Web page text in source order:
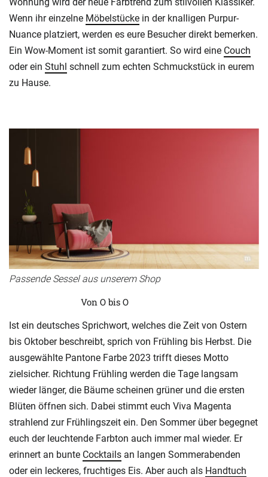
Wenn ihr einzelne Möbelstücke in der knalligen Purpur-
Nuance platziert, werden es eure Besucher direkt bemerken.
Ein Wow-Moment ist somit garantiert. So wird eine Couch
oder ein Stuhl schnell zum echten Schmuckstück in eurem
zu Hause.
Passende Sessel aus unserem Shop
Von O bis O
Ist ein deutsches Sprichwort, welches die Zeit von Ostern
bis Oktober beschreibt, sprich von Frühling bis Herbst. Die
ausgewählte Pantone Farbe 2023 trifft dieses Motto
zielsicher. Richtung Frühling werden die Tage langsam
wieder länger, die Bäume scheinen grüner und die ersten
Blüten öffnen sich. Dabei stimmt euch Viva Magenta
strahlend zur Frühlingszeit ein. Den Sommer über begegnet
euch der leuchtende Farbton auch immer mal wieder. Er
erinnert an bunte Cocktails an langen Sommerabenden
oder ein leckeres, fruchtiges Eis. Aber auch als Handtuch